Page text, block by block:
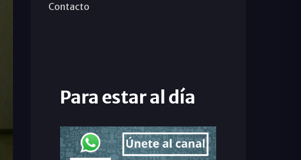
Contacto
Para estar al día